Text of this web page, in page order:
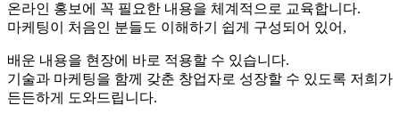
온라인 홍보에 꼭 필요한 내용을 체계적으로 교육합니다.
마케팅이 처음인 분들도 이해하기 쉽게 구성되어 있어,
배운 내용을 현장에 바로 적용할 수 있습니다.
기술과 마케팅을 함께 갖춘 창업자로 성장할 수 있도록 저희가
든든하게 도와드립니다.